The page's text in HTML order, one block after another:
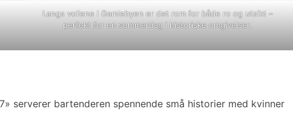
Langs vollene i Gamlebyen er det rom for både ro og utsikt –
perfekt for en sommerdag i historiske omgivelser.
serverer bartenderen spennende små historier med kvinner